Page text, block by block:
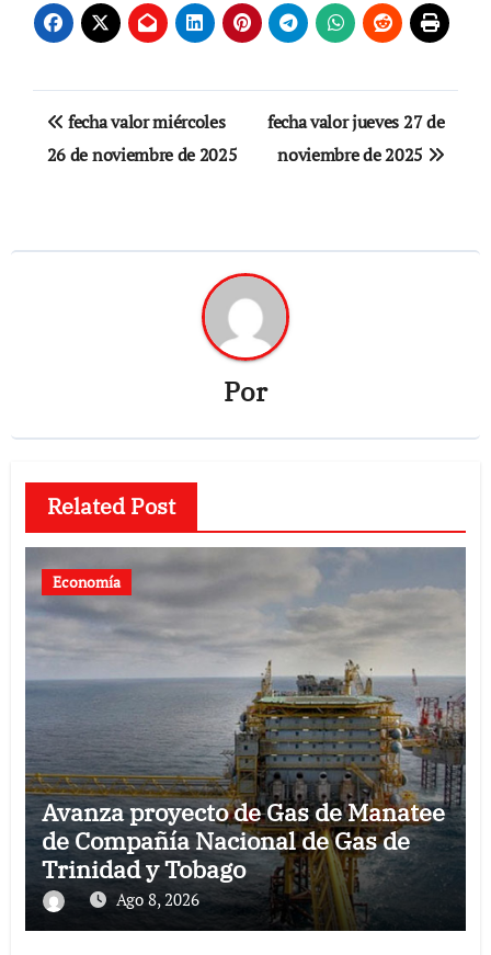
Navegación
de
fecha valor miércoles
26 de noviembre de 2025
fecha valor jueves 27 de
noviembre de 2025
Por
Related Post
Economía
Avanza proyecto de Gas de Manatee
de Compañía Nacional de Gas de
Trinidad y Tobago
Ago 8, 2026